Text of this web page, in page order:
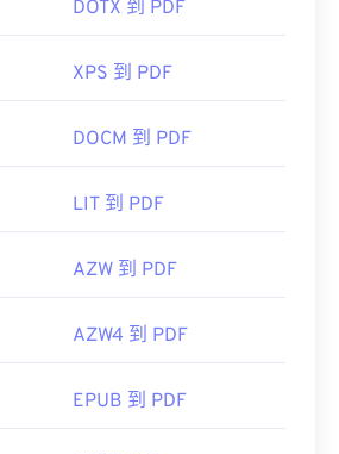
DOTX 到 PDF
XPS 到 PDF
DOCM 到 PDF
LIT 到 PDF
AZW 到 PDF
AZW4 到 PDF
EPUB 到 PDF